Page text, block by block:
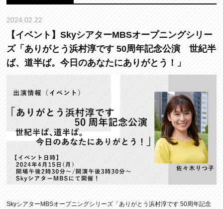
2024.02.22
【イベント】SkyシアターMBSオープニングシリー
ズ「ありがとう浜村淳です 50周年記念公演 世紀半
ば、道半ば。今日のあなたにありがとう！」
SkyシアターMBSオープニングシリーズ「ありがとう浜村淳です 50周年記念